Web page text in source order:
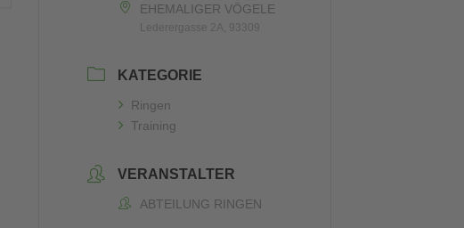
EHEMALIGER VÖGELE
Lederergasse 2A, 93309
KATEGORIE
Ringen
Training
VERANSTALTER
ABTEILUNG RINGEN